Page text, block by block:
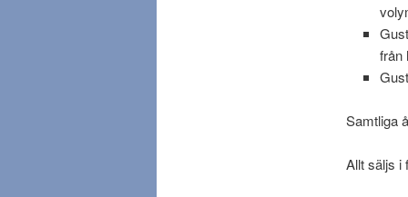
från
Samtliga
Allt säljs i